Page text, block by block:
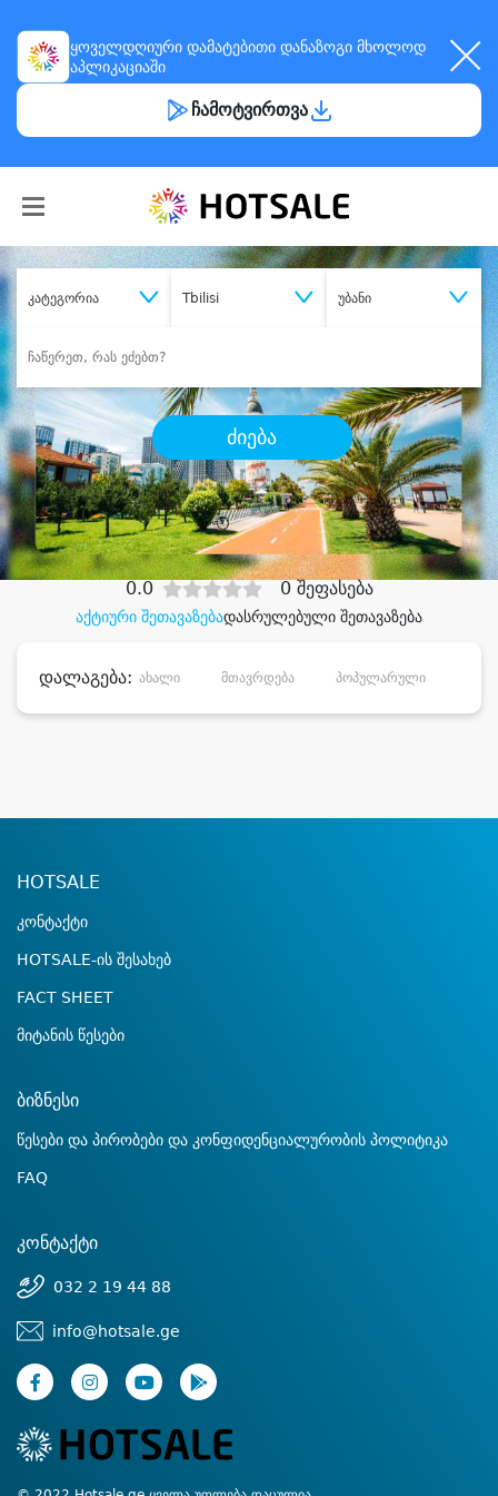
ყოველდღიური დამატებითი დანაზოგი მხოლოდ
აპლიკაციაში
ჩამოტვირთვა
კატეგორია Tbilisi უბანი
ძიება
შეიძინესასურველი მომსახურება
დიდი დანაზოგით
აქტიური შეთავაზებადასრულებული შეთავაზება
0.0 0 შეფასება
დალაგება: ახალი მთავრდება პოპულარული
HOTSALE
კონტაქტი
HOTSALE-ის შესახებ
FACT SHEET
მიტანის წესები
ბიზნესი
წესები და პირობები და კონფიდენციალურობის პოლიტიკა
FAQ
კონტაქტი
032 2 19 44 88
info@hotsale.ge